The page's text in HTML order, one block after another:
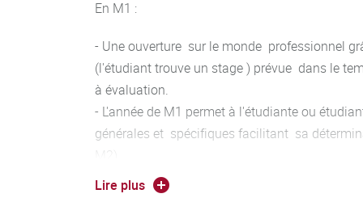
contrôle de gestion, en gestion financière et en
Compétences visées :
* Réaliser un diagnostic
* Construire et mettre en œuvre un projet,
* Assurer le dialogue social,
En M1 :
- Une ouverture sur le monde professionnel
(l'étudiant trouve un stage ) prévue dans le
à évaluation.
- L'année de M1 permet à l'étudiante ou
générales et spécifiques facilitant sa
En M2:
Lire plus